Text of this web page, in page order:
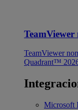
TeamViewer
Quadrant™
Microsoft